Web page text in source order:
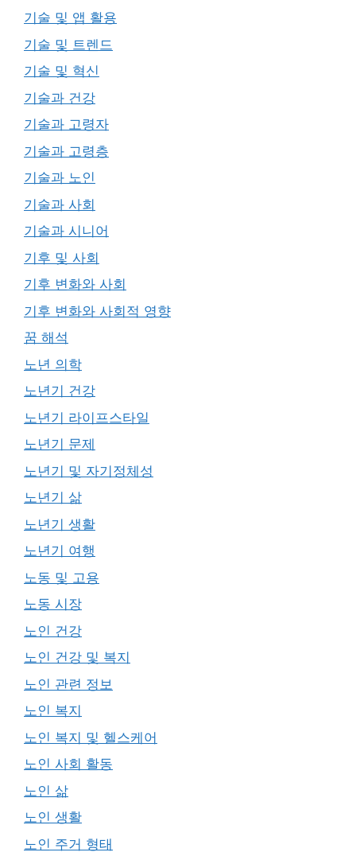
기술 및 앱 활용
기술 및 트렌드
기술 및 혁신
기술과 건강
기술과 고령자
기술과 고령층
기술과 노인
기술과 사회
기술과 시니어
기후 및 사회
기후 변화와 사회
기후 변화와 사회적 영향
꿈 해석
노년 의학
노년기 건강
노년기 라이프스타일
노년기 문제
노년기 및 자기정체성
노년기 삶
노년기 생활
노년기 여행
노동 및 고용
노동 시장
노인 건강
노인 건강 및 복지
노인 관련 정보
노인 복지
노인 복지 및 헬스케어
노인 사회 활동
노인 삶
노인 생활
노인 주거 형태